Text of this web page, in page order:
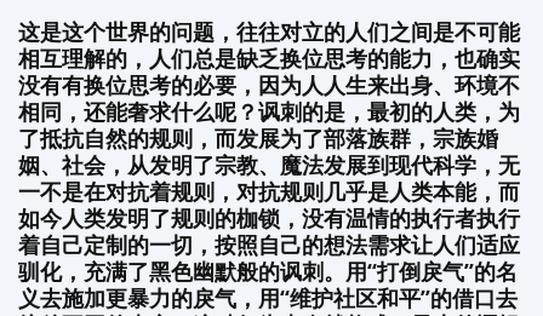
这是这个世界的问题，往往对立的人们之间是不可能
相互理解的，人们总是缺乏换位思考的能力，也确实
没有有换位思考的必要，因为人人生来出身、环境不
相同，还能奢求什么呢？讽刺的是，最初的人类，为
了抵抗自然的规则，而发展为了部落族群，宗族婚
姻、社会，从发明了宗教、魔法发展到现代科学，无
一不是在对抗着规则，对抗规则几乎是人类本能，而
如今人类发明了规则的枷锁，没有温情的执行者执行
着自己定制的一切，按照自己的想法需求让人们适应
驯化，充满了黑色幽默般的讽刺。用“打倒戾气”的名
义去施加更暴力的戾气，用“维护社区和平”的借口去